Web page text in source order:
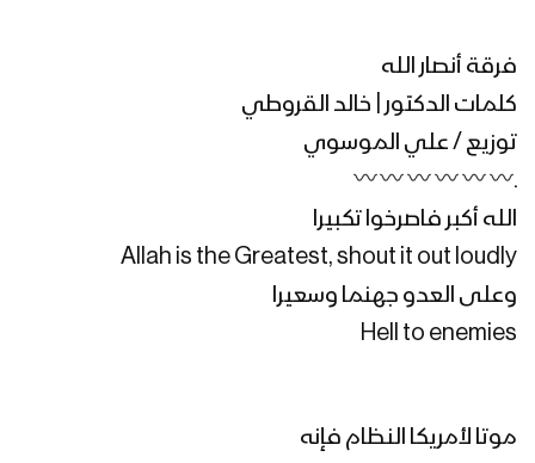
صرخة الأمة | كوكبة من المنشدين –
1445هـ
نشيد شعارنا – فرقة الشهيد القائد 1444هـ
نشيد الصرخة – فرقة شباب الصمود 1444هـ
فرقة أنصار الله
كلمات الدكتور | خالد القروطي
توزيع / علي الموسوي
ـ
الله أكبر فاصرخوا تكبيرا
Allah is the Greatest, shout it out loudly
وعلى العدو جهنما وسعيرا
Hell to enemies
موتا لأمريكا النظام فإنه